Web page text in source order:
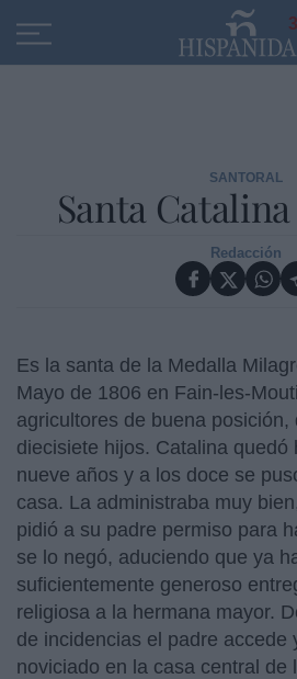
SANTORAL
Santa
Redacción
Es la santa de la Medalla
Mayo de 1806 en Fain-les-
agricultores de buena posición,
diecisiete hijos. Catalina quedó
nueve años y a los doce se
casa. La administraba muy
pidió a su padre permiso para
se lo negó, aduciendo que ya
suficientemente generoso
religiosa a la hermana mayor.
de incidencias el padre accede
noviciado en la casa central de